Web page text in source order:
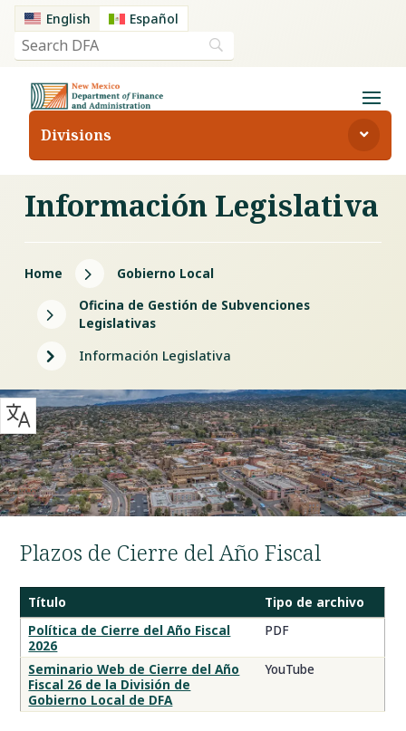
English Español
Divisions
Información Legislativa
Home 5 Gobierno Local
5
Oficina de Gestión de Subvenciones
Legislativas
5 Información Legislativa
Plazos de Cierre del Año Fiscal
Política
Plazos
de
Cierre
Título
Tipo de archivo
Política de Cierre del Año Fiscal
2026
PDF
Seminario Web de Cierre del Año
Fiscal 26 de la División de
Gobierno Local de DFA
YouTube